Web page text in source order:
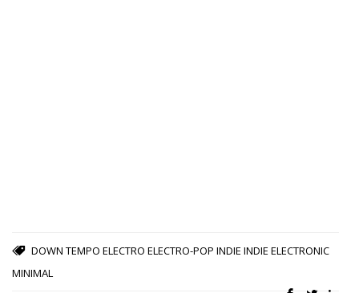
DOWN TEMPO ELECTRO ELECTRO-POP INDIE INDIE ELECTRONIC
MINIMAL